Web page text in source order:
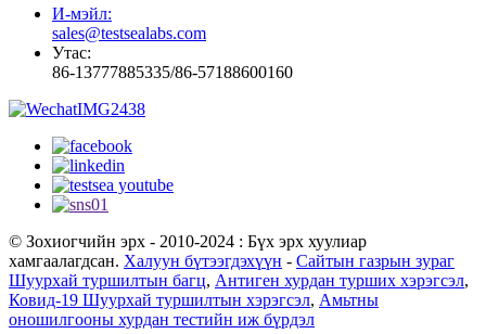
И-мэйл:
sales@testsealabs.com
Утас:
86-13777885335/86-57188600160
© Зохиогчийн эрх - 2010-2024 : Бүх эрх хуулиар
хамгаалагдсан. Халуун бүтээгдэхүүн - Сайтын газрын зураг
Шуурхай туршилтын багц, Антиген хурдан турших хэрэгсэл,
Ковид-19 Шуурхай туршилтын хэрэгсэл, Амьтны
оношилгооны хурдан тестийн иж бүрдэл